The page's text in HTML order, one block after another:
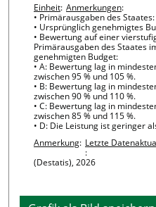
Einheit: Anmerkungen:
• Primärausgaben des
• Ursprünglich genehmigtes
• Bewertung auf einer
Primärausgaben des Staates
genehmigten Budget:
• A: Bewertung lag in
zwischen 95 % und 105 %.
• B: Bewertung lag in
zwischen 90 % und 110 %.
• C: Bewertung lag in
zwischen 85 % und 115 %.
• D: Die Leistung ist geringer
Anmerkung: Letzte
:
(Destatis), 2026